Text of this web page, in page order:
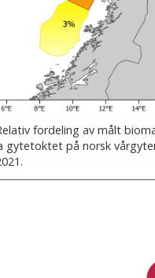
fordeling av målt
gytetoktet på norsk